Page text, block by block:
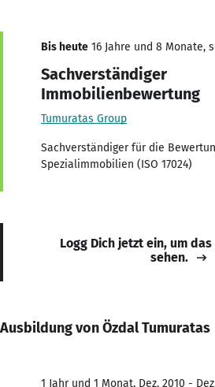
Bis heute 16 Jahre und 8 Monate,
Sachverständiger
Immobilienbewertung
Tumuratas Group
Sachverständiger für die
Spezialimmobilien (ISO 17024)
Logg Dich jetzt ein, um
sehen.
Ausbildung von Özdal Tumuratas
1 Jahr und 1 Monat, Dez. 2010 -